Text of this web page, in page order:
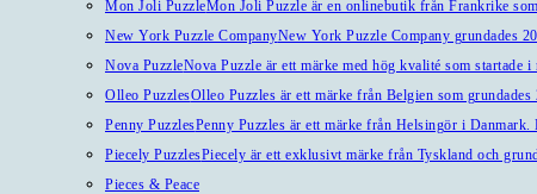
Mon Joli PuzzleMon Joli Puzzle är en onlinebutik från Frankrike
New York Puzzle CompanyNew York Puzzle Company grundades
Nova PuzzleNova Puzzle är ett märke med hög kvalité som startade
Olleo PuzzlesOlleo Puzzles är ett märke från Belgien som
Penny PuzzlesPenny Puzzles är ett märke från Helsingör i
Piecely PuzzlesPiecely är ett exklusivt märke från Tyskland och
Pieces & Peace